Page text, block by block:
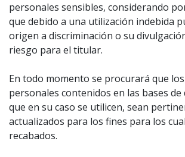
personales sensibles, considerando
que debido a una utilización indebida
origen a discriminación o su
riesgo para el titular.
En todo momento se procurará que
personales contenidos en las bases
que en su caso se utilicen, sean
actualizados para los fines para los
recabados.